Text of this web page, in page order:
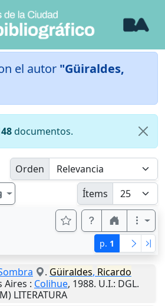
el autor "Güiraldes,
documentos.
Orden
Ítems
p. 1
. Güiraldes, Ricardo
Aires : Colihue, 1988. U.I.: DGL.
LITERATURA